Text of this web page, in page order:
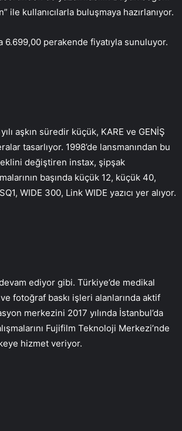
kullanıcılarla buluşmaya hazırlanıyor.
perakende fiyatıyla sunuluyor.
aşkın süredir küçük, KARE ve GENİŞ
tasarlıyor. 1998’de lansmanından bu
değiştiren instax, şipşak
başında küçük 12, küçük 40,
WIDE 300, Link WIDE yazıcı yer alıyor.
ediyor gibi. Türkiye’de medikal
fotoğraf baskı işleri alanlarında aktif
merkezini 2017 yılında İstanbul’da
Fujifilm Teknoloji Merkezi’nde
hizmet veriyor.